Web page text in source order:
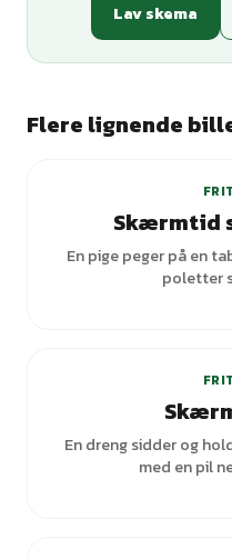
Lav skema
Flere lignende
Skærmtid
En pige peger på en
poletter
En dreng sidder og
med en pil